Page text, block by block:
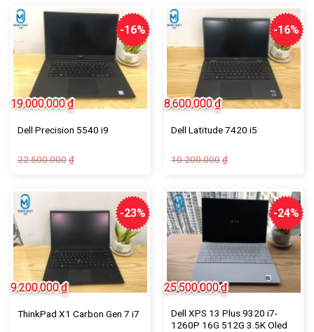
-16%
Dell Precision 5540 i9
22.500.000 ₫
19.000.000₫
-16%
Dell Latitude 7420 i5
10.200.000 ₫
8.600.000₫
-23%
ThinkPad X1 Carbon Gen 7 i7
9.200.000₫
-24%
Dell XPS 13 Plus 9320 i7-
1260P 16G 512G 3.5K Oled
25.500.000₫